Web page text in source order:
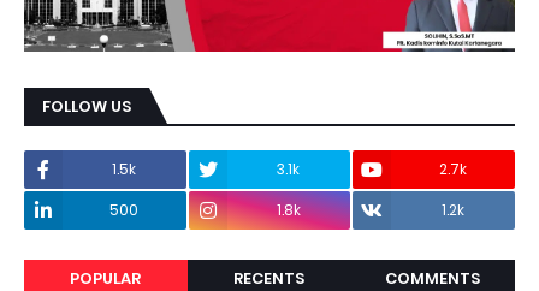
FOLLOW US
1.5k 3.1k
2.7k
500
1.8k 1.2k
POPULAR RECENTS COMMENTS